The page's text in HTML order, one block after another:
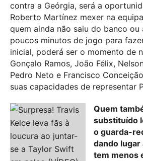
contra a Geórgia, será a
Roberto Martínez mexer na
quem ainda não saiu do banco ou
poucos minutos de jogo para
inicial, poderá ser o momento de
Gonçalo Ramos, João Félix,
Pedro Neto e Francisco
suas capacidades de representar
Quem
substituído
o guarda-
dando lugar
tem menos